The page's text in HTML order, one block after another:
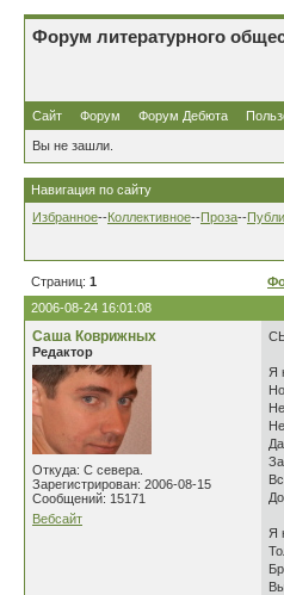
Форум литературного
Сайт Форум Форум Дебюта
Вы не зашли.
Навигация по сайту
Избранное--Коллективное--Проза--
Страниц: 1
2006-08-24 16:01:08
Саша Коврижных
Редактор
Откуда: С севера.
Зарегистрирован: 2006-08-15
Сообщений: 15171
Вебсайт
Я
Я